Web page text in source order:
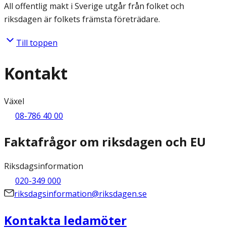
All offentlig makt i Sverige utgår från folket och
riksdagen är folkets främsta företrädare.
Till toppen
Kontakt
Växel
08-786 40 00
Faktafrågor om riksdagen och EU
Riksdagsinformation
020-349 000
riksdagsinformation@riksdagen.se
Kontakta ledamöter